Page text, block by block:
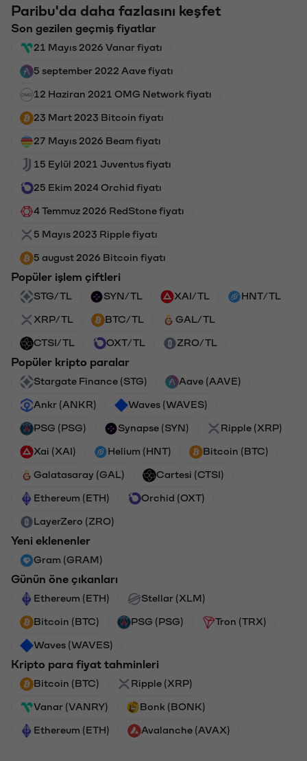
Paribu'da daha fazlasını keşfet
Son gezilen geçmiş fiyatlar
21 Mayıs 2026 Vanar fiyatı
5 september 2022 Aave fiyatı
12 Haziran 2021 OMG Network fiyatı
23 Mart 2023 Bitcoin fiyatı
27 Mayıs 2026 Beam fiyatı
15 Eylül 2021 Juventus fiyatı
25 Ekim 2024 Orchid fiyatı
4 Temmuz 2026 RedStone fiyatı
5 Mayıs 2023 Ripple fiyatı
5 august 2026 Bitcoin fiyatı
Popüler işlem çiftleri
STG/TL SYN/TL XAI/TL HNT/TL
XRP/TL BTC/TL GAL/TL
CTSI/TL OXT/TL ZRO/TL
Popüler kripto paralar
Stargate Finance (STG) Aave (AAVE)
Ankr (ANKR) Waves (WAVES)
PSG (PSG) Synapse (SYN) Ripple (XRP)
Xai (XAI) Helium (HNT) Bitcoin (BTC)
Galatasaray (GAL) Cartesi (CTSI)
Ethereum (ETH) Orchid (OXT)
LayerZero (ZRO)
Yeni eklenenler
Gram (GRAM)
Günün öne çıkanları
Ethereum (ETH) Stellar (XLM)
Bitcoin (BTC) PSG (PSG) Tron (TRX)
Waves (WAVES)
Kripto para fiyat tahminleri
Bitcoin (BTC) Ripple (XRP)
Vanar (VANRY) Bonk (BONK)
Ethereum (ETH) Avalanche (AVAX)